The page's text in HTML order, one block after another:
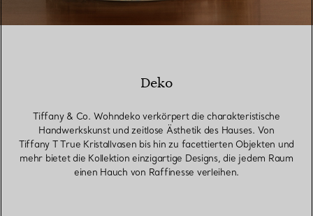
Deko
Tiffany & Co. Wohndeko verkörpert die charakteristische
Handwerkskunst und zeitlose Ästhetik des Hauses. Von
Tiffany T True Kristallvasen bis hin zu facettierten Objekten und
mehr bietet die Kollektion einzigartige Designs, die jedem Raum
einen Hauch von Raffinesse verleihen.